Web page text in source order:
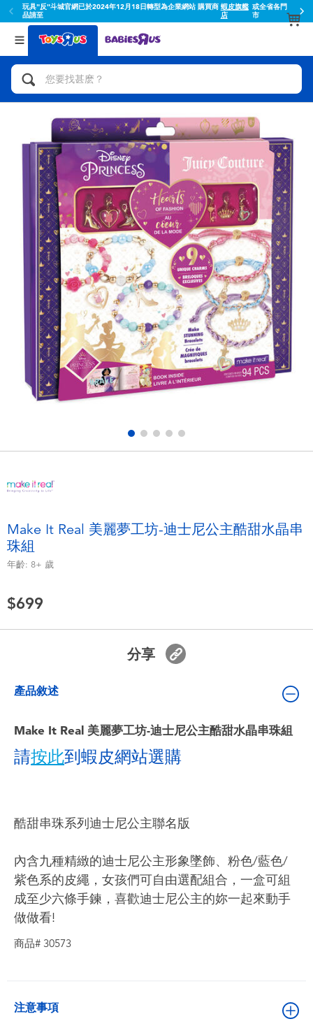
玩具"反"斗城官網已於2024年12月18日轉型為企業網站 購買商
品請至
蝦皮旗艦
店
或全省各門
市
返回
分類目錄
人氣英雄,角色扮演,射擊玩具
腳踏車,滑板車,騎乘車
拼砌組合及樂高LEGO
玩具車,貨車,火車及遙控系列
手工藝,文具,蠟筆,泥膠,畫板
娃娃, 芭比,收藏公仔
電子玩具
遊戲及拼圖系列
益智學習玩具
派對用品
毛毛公仔玩具
盲盒
返回
品牌
Toy Story玩具總動員
Super Mario超級瑪利歐
52TOYS
Fuggler
Miniso名創優品
playpop
LEGO樂高
Barbie芭比
Disney Frozen迪士尼冰雪奇緣
NERF熱火
Make It Real 美麗夢工坊-迪士尼公主酷甜水晶串
珠組
年齡: 8+ 歲
$699
分享
產品敘述
Make It Real 美麗夢工坊-迪士尼公主酷甜水晶串珠組
請按此到蝦皮網站選購
酷甜串珠系列迪士尼公主聯名版
內含九種精緻的迪士尼公主形象墜飾、粉色/藍色/
紫色系的皮繩，女孩們可自由選配組合，一盒可組
成至少六條手鍊，喜歡迪士尼公主的妳一起來動手
做做看!
商品# 30573
注意事項